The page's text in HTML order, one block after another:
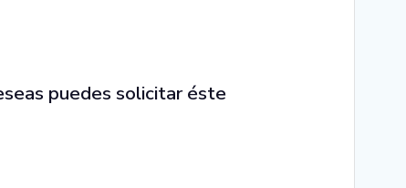
puedes solicitar éste